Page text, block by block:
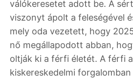
válókeresetet adott be. A
viszonyt ápolt a feleségével
mely oda vezetett, hogy
nő megállapodott abban,
oltják ki a férfi életét. A férfi
kiskereskedelmi